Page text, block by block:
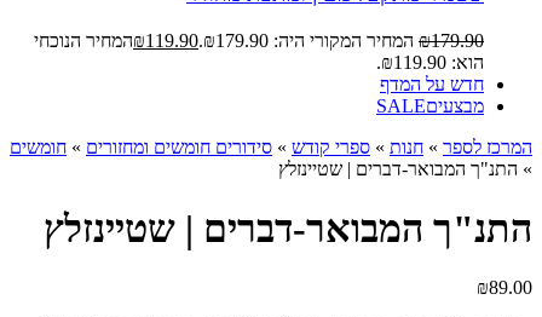
₪179.90 המחיר המקורי היה: ₪179.90. ₪119.90
המחיר הנוכחי
הוא: ₪119.90.
חדש על המדף
מבצעיםSALE
המרכז לספר » חנות » ספרי קודש » סידורים חומשים ומחזורים » חומשים
» התנ"ך המבואר-דברים | שטיינזלץ
התנ"ך המבואר-דברים | שטיינזלץ
₪89.00